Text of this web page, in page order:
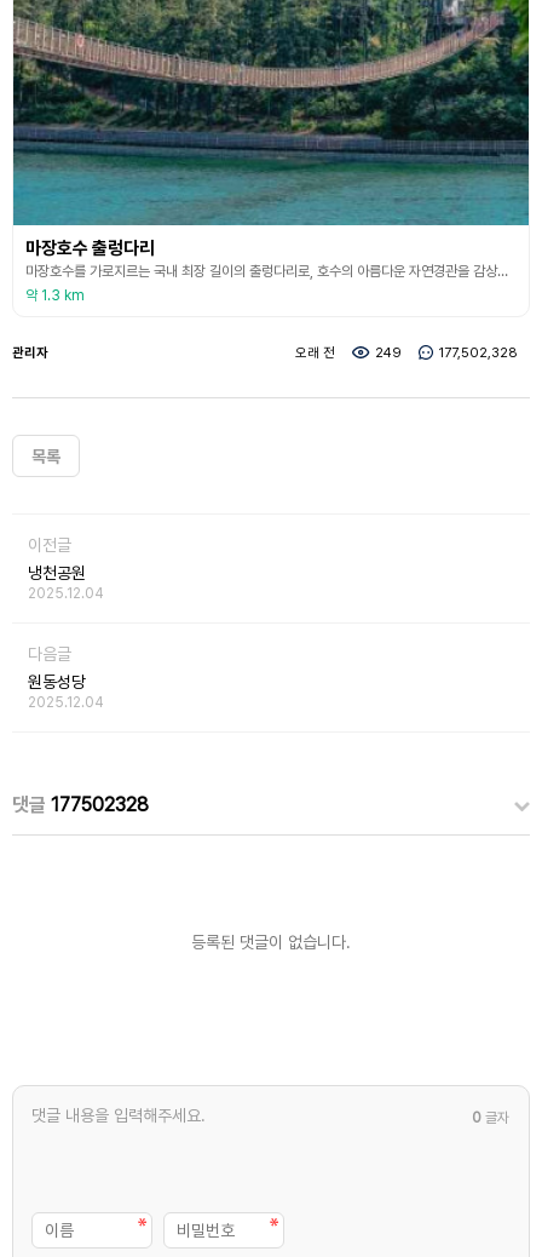
마장호수 출렁다리
마장호수를 가로지르는 국내 최장 길이의 출렁다리로, 호수의 아름다운 자연경관을 감상하며 짜릿한 스릴을 즐길 수 있는 명소로 알려져 있다. 총길이는 220m, 폭은 1.5m이며 돌풍과 지진에도 안전하게 견딜 수 있게 설계되었다. 다리 중간에는 방탄유리가 설치되어 있어 스릴감을 느낄 수 있다. 이 방탄유리는 18m 구간에만 설치되어 있으며, 무서운 사람은 목제발판이나 철망을 걸으면 된다. 다리 위를 걸을 때 느껴지는 출렁임과 함께 호수의 고요한 풍경이 어우
약 1.3 km
관리자 오래 전 249 177,502,328
목록
이전글
냉천공원
2025.12.04
다음글
원동성당
2025.12.04
댓글 177502328
등록된 댓글이 없습니다.
0 글자